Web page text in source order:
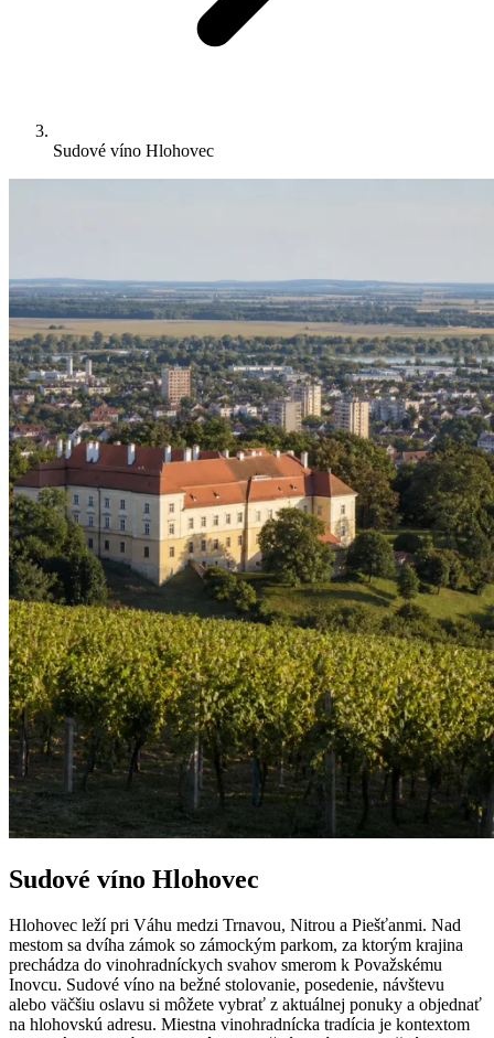
Sudové víno Hlohovec
Sudové víno Hlohovec
Hlohovec leží pri Váhu medzi Trnavou, Nitrou a Piešťanmi. Nad
mestom sa dvíha zámok so zámockým parkom, za ktorým krajina
prechádza do vinohradníckych svahov smerom k Považskému
Inovcu. Sudové víno na bežné stolovanie, posedenie, návštevu
alebo väčšiu oslavu si môžete vybrať z aktuálnej ponuky a objednať
na hlohovskú adresu. Miestna vinohradnícka tradícia je kontextom